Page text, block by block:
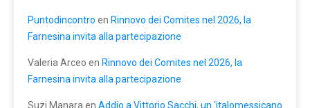
Puntodincontro en Rinnovo dei Comites nel 2026, la
Farnesina invita alla partecipazione
Valeria Arceo en Rinnovo dei Comites nel 2026, la
Farnesina invita alla partecipazione
Suzi Manara en Addio a Vittorio Sacchi, un ‘italomessicano